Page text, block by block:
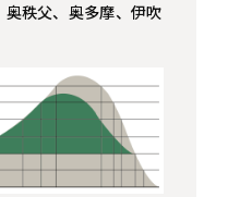
秩父、奥多摩、伊吹